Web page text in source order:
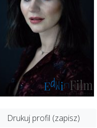
Drukuj profil (zapisz)